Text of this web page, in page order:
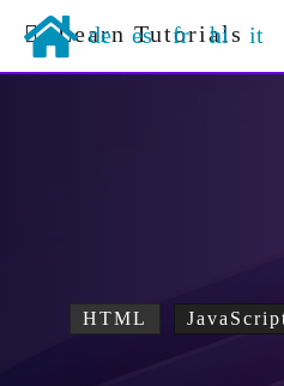
Learn Tutorials
de es fr hi it
HTML